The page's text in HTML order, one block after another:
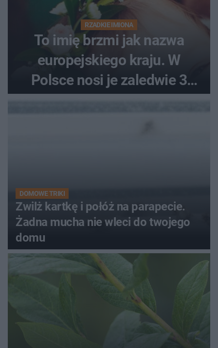
RZADKIE IMIONA
To imię brzmi jak nazwa
europejskiego kraju. W
Polsce nosi je zaledwie 3
DOMOWE TRIKI
Zwilż kartkę i połóż na parapecie.
Żadna mucha nie wleci do twojego
domu